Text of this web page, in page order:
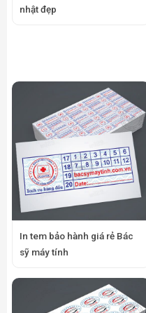
nhật đẹp
In tem bảo hành giá rẻ Bác
sỹ máy tính